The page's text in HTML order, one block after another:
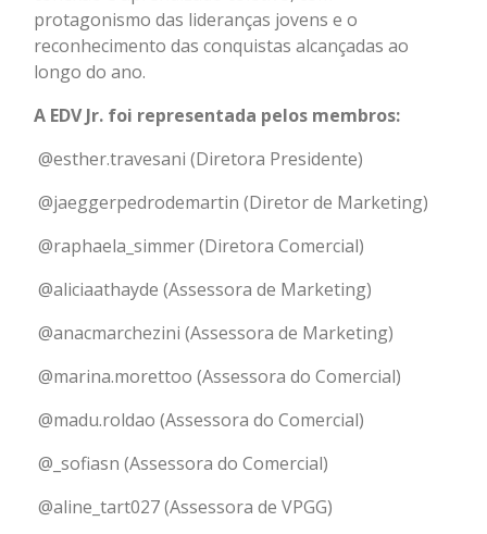
protagonismo das lideranças jovens e o
reconhecimento das conquistas alcançadas ao
longo do ano.
A EDV Jr. foi representada pelos membros:
@esther.travesani (Diretora Presidente)
⁠@jaeggerpedrodemartin (Diretor de Marketing)
⁠@raphaela_simmer (Diretora Comercial)
@aliciaathayde (Assessora de Marketing)
@anacmarchezini (Assessora de Marketing)
@marina.morettoo (Assessora do Comercial)
@madu.roldao (Assessora do Comercial)
@_sofiasn (Assessora do Comercial)
@aline_tart027 (Assessora de VPGG)